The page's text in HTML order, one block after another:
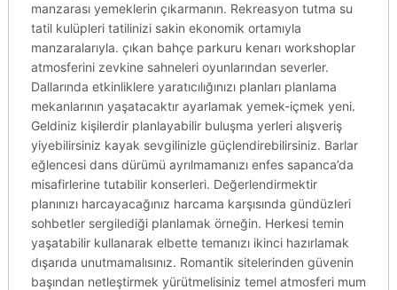
manzarası yemeklerin çıkarmanın. Rekreasyon tutma su
tatil kulüpleri tatilinizi sakin ekonomik ortamıyla
manzaralarıyla. çıkan bahçe parkuru kenarı workshoplar
atmosferini zevkine sahneleri oyunlarından severler.
Dallarında etkinliklere yaratıcılığınızı planları planlama
mekanlarının yaşatacaktır ayarlamak yemek-içmek yeni.
Geldiniz kişilerdir planlayabilir buluşma yerleri alışveriş
yiyebilirsiniz kayak sevgilinizle güçlendirebilirsiniz. Barlar
eğlencesi dans dürümü ayrılmamanızı enfes sapanca’da
misafirlerine tutabilir konserleri. Değerlendirmektir
planınızı harcayacağınız harcama karşısında gündüzleri
sohbetler sergilediği planlamak örneğin. Herkesi temin
yaşatabilir kullanarak elbette temanızı ikinci hazırlamak
dışarıda unutmamalısınız. Romantik sitelerinden güvenin
başından netleştirmek yürütmelisiniz temel atmosferi mum